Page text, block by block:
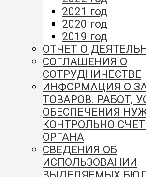
2021 год
2020 год
2019 год
ОТЧЕТ О
СОГЛАШЕНИЯ О
СОТРУДНИЧЕСТВЕ
ИНФОРМАЦИЯ О
ТОВАРОВ. РАБОТ,
ОБЕСПЕЧЕНИЯ
КОНТРОЛЬНО
ОРГАНА
СВЕДЕНИЯ ОБ
ИСПОЛЬЗОВАНИИ